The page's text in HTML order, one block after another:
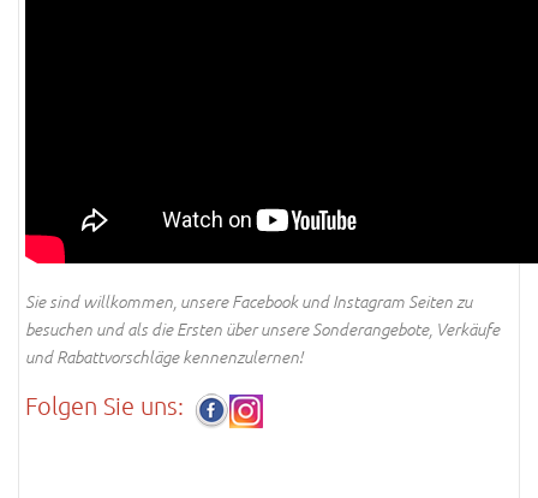
Sie sind willkommen, unsere Facebook und Instagram Seiten zu
besuchen und als die Ersten über unsere Sonderangebote, Verkäufe
und Rabattvorschläge kennenzulernen!
Folgen Sie uns: